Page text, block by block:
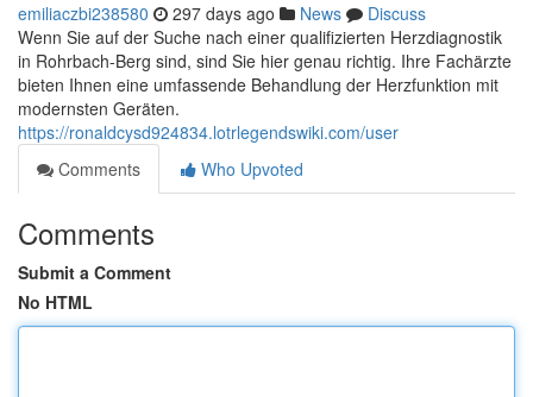
emiliaczbi238580 297 days ago News
Discuss
Wenn Sie auf der Suche nach einer qualifizierten Herzdiagnostik
in Rohrbach-Berg sind, sind Sie hier genau richtig. Ihre Fachärzte
bieten Ihnen eine umfassende Behandlung der Herzfunktion mit
modernsten Geräten.
https://ronaldcysd924834.lotrlegendswiki.com/user
Comments
Who Upvoted
Comments
Submit a Comment
No HTML